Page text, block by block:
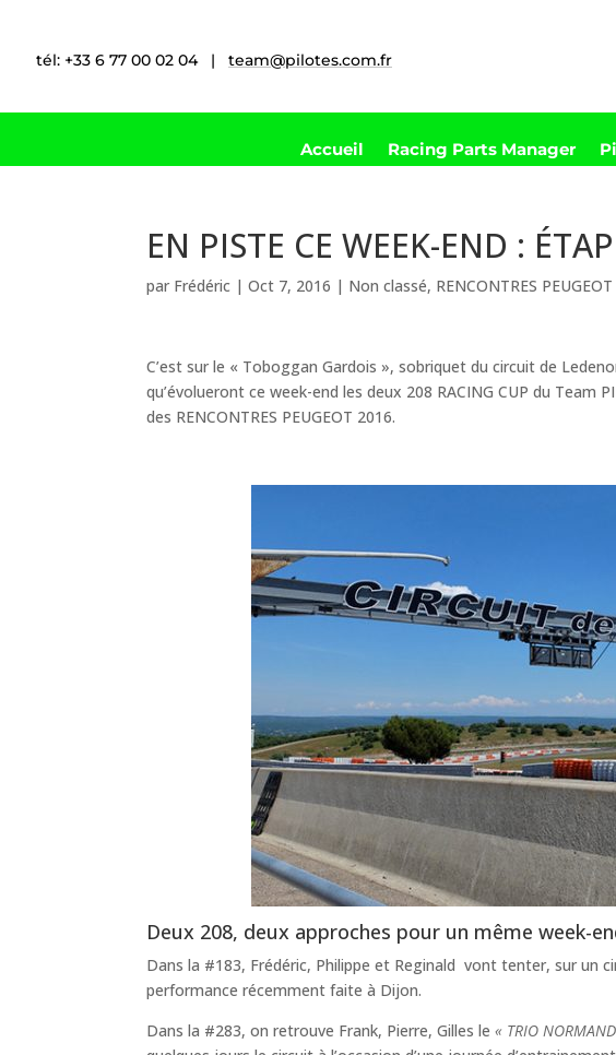
tél: +33 6 77 00 02 04 | team@pilotes.com.fr
Accueil Racing Parts Manager
EN PISTE CE WEEK-END :
par Frédéric |Oct 7, 2016 | Non classé, RENCONTRES PEUGEOT
C’est sur le « Toboggan Gardois », sobriquet du circuit de
qu’évolueront ce week-end les deux 208 RACING CUP du Team
des RENCONTRES PEUGEOT 2016.
Deux 208, deux approches pour un même week-
Dans la #183, Frédéric, Philippe et Reginald vont tenter, sur un
performance récemment faite à Dijon.
Dans la #283, on retrouve Frank, Pierre, Gilles le« TRIO